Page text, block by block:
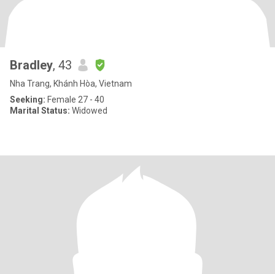
Bradley, 43
Nha Trang, Khánh Hòa, Vietnam
Seeking: Female 27 - 40
Marital Status: Widowed